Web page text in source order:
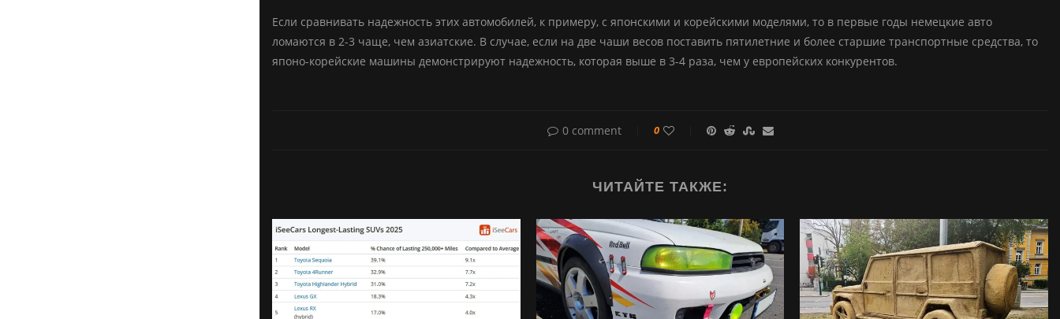
Если сравнивать надежность этих автомобилей, к примеру, с японскими и корейскими моделями, то в первые годы немецкие авто
ломаются в 2-3 чаще, чем азиатские. В случае, если на две чаши весов поставить пятилетние и более старшие транспортные средства, то
японо-корейские машины демонстрируют надежность, которая выше в 3-4 раза, чем у европейских конкурентов.
0 comment 0
ЧИТАЙТЕ ТАКЖЕ: